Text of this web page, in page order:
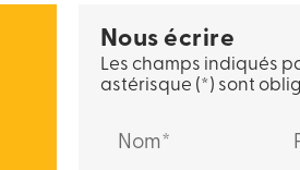
Nous écrire
Les champs indiqués
astérisque (*) sont
Nom*